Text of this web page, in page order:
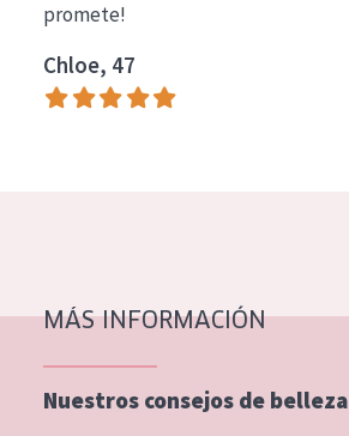
COLECCIÓN
Essentials
Lift+
Piel normal y seca
Piel mixata o grasa
Piel madura
promete!
Chloe, 47
MÁS INFORMACIÓN
Nuestros consejos de belleza